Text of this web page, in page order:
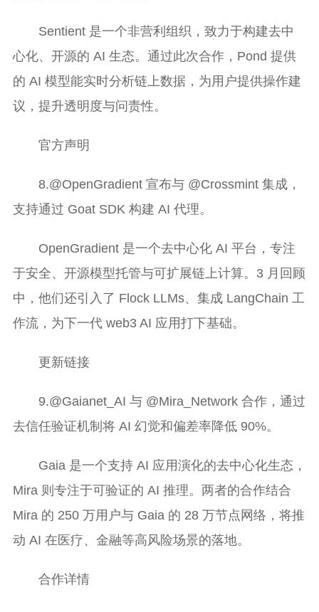
Sentient 是一个非营利组织，致力于构建去中
心化、开源的 AI 生态。通过此次合作，Pond 提供
的 AI 模型能实时分析链上数据，为用户提供操作建
议，提升透明度与问责性。
官方声明
8.@OpenGradient 宣布与 @Crossmint 集成，
支持通过 Goat SDK 构建 AI 代理。
OpenGradient 是一个去中心化 AI 平台，专注
于安全、开源模型托管与可扩展链上计算。3 月回顾
中，他们还引入了 Flock LLMs、集成 LangChain 工
作流，为下一代 web3 AI 应用打下基础。
更新链接
9.@Gaianet_AI 与 @Mira_Network 合作，通过
去信任验证机制将 AI 幻觉和偏差率降低 90%。
Gaia 是一个支持 AI 应用演化的去中心化生态，
Mira 则专注于可验证的 AI 推理。两者的合作结合
Mira 的 250 万用户与 Gaia 的 28 万节点网络，将推
动 AI 在医疗、金融等高风险场景的落地。
合作详情